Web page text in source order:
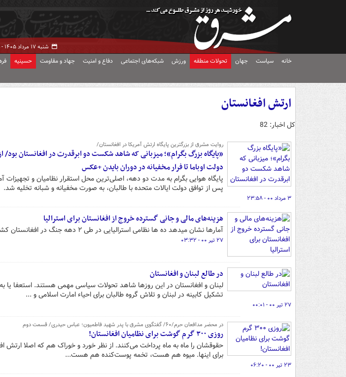
شنبه ۱۷ مرداد ۱۴۰۵ -
خانه سیاست جهان تحولات منطقه ورزش شبکه‌های اجتماعی دفاع و امنیت جهاد و مقاومت حسینیه
ارتش افغانستان
کل اخبار: 82
روایت مشرق از بزرگترین پایگاه ارتش آمریکا در افغانستان/
«پایگاه بزرگ بگرام»؛ میزبانی که شاهد شکست دو ابرقدرت در افغانستان بود/
دولت اوباما تا فرار مخفیانه در دوران بایدن +عکس
پایگاه هوایی بگرام به مدت دو دهه، اصلی‌ترین محل استقرار نظامیان و
پس از توافق دولت ایالات متحده با طالبان، به صورت مخفیانه و شبانه تخلیه شد.
۳ مرداد ۰۰ - ۲۳:۵۸
هزینه‎‌های مالی و جانی گسترده خروج از افغانستان برای استرالیا
آمارها نشان می‎دهد ده ها نظامی استرالیایی در طی ۲ دهه جنگ در افغانستان کشته شدند.
۲۷ تیر ۰۰ - ۰۳:۳۲
در طالع لبنان و افغانستان
لبنان و افغانستان در این روزها شاهد تحولات سیاسی مهمی هستند. استعفا یا
تشکیل کابینه در لبنان و تلاش گروه طالبان برای احیاء امارت اسلامی و ...
۲۷ تیر ۰۰ - ۰۰:۰۱
در محضر مدافعان حرم/۶۰/ گفتگوی مشرق با پدر شهید فاطمیون؛ عباس حیدری/ قسمت دوم
روزی ۳۰۰ گرم گوشت برای نظامیان افغانستان!
حقوقشان را ماه به ماه پرداخت می‌کنند. از نظر خورد و خوراک هم که اصلا ارتش
برای اینها. میوه هم هست، تخمه پوست‌کنده هم هست...
۲۳ تیر ۰۰ - ۰۶:۲۰